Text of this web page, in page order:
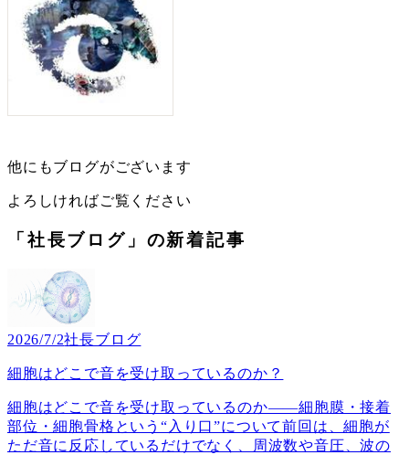
他にもブログがございます
よろしければご覧ください
「社長ブログ」の新着記事
2026/7/2社長ブログ
細胞はどこで音を受け取っているのか？
細胞はどこで音を受け取っているのか――細胞膜・接着
部位・細胞骨格という“入り口”について前回は、細胞が
ただ音に反応しているだけでなく、周波数や音圧、波の